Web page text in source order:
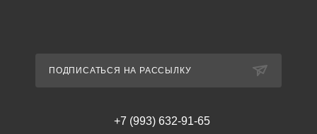
ПОДПИСАТЬСЯ НА РАССЫЛКУ
+7 (993) 632-91-65